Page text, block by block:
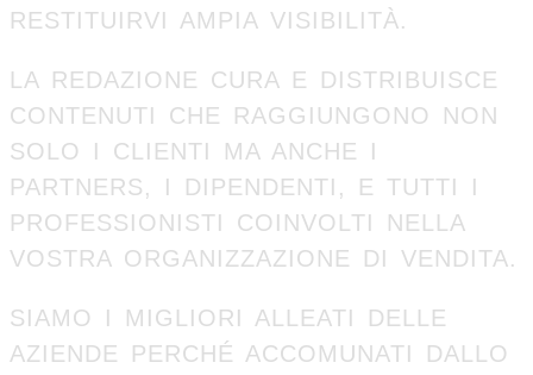
RESTITUIRVI AMPIA VISIBILITÀ.
LA REDAZIONE CURA E DISTRIBUISCE
CONTENUTI CHE RAGGIUNGONO NON
SOLO I CLIENTI MA ANCHE I
PARTNERS, I DIPENDENTI, E TUTTI I
PROFESSIONISTI COINVOLTI NELLA
VOSTRA ORGANIZZAZIONE DI VENDITA.
SIAMO I MIGLIORI ALLEATI DELLE
AZIENDE PERCHÉ ACCOMUNATI DALLO